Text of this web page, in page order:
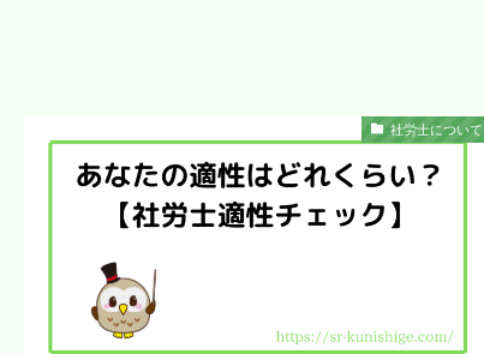
社労士について